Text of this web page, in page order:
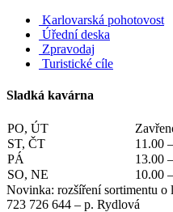
Karlovarská pohotovost
Úřední deska
Zpravodaj
Turistické cíle
Sladká kavárna
PO, ÚT
ST, ČT
11.00
PÁ
13.00
SO, NE
10.00
Novinka: rozšíření sortimentu o
723 726 644 – p. Rydlová